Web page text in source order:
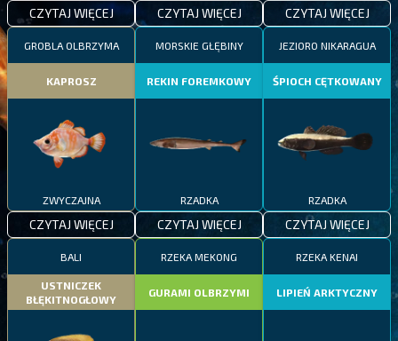
CZYTAJ WIĘCEJ CZYTAJ WIĘCEJ CZYTAJ WIĘCEJ
GROBLA OLBRZYMA
KAPROSZ
ZWYCZAJNA
CZYTAJ WIĘCEJ
MORSKIE GŁĘBINY
REKIN FOREMKOWY
RZADKA
CZYTAJ WIĘCEJ
JEZIORO NIKARAGUA
ŚPIOCH CĘTKOWANY
RZADKA
CZYTAJ WIĘCEJ
BALI
USTNICZEK
BŁĘKITNOGŁOWY
RZEKA MEKONG
GURAMI OLBRZYMI
RZEKA KENAI
LIPIEŃ ARKTYCZNY